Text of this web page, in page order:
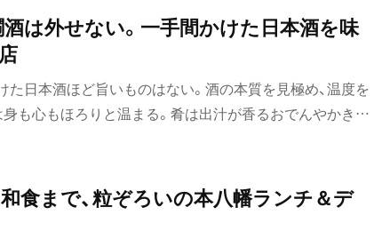
は外せない。一手間かけた日本酒を味
日本酒ほど旨いものはない。酒の本質を見極め、温度を
も心もほろりと温まる。肴は出汁が香るおでんやかき豆
。スパイシーな多国籍料理や、安定のハムカツにもよく
食まで、粒ぞろいの本八幡ランチ＆デ